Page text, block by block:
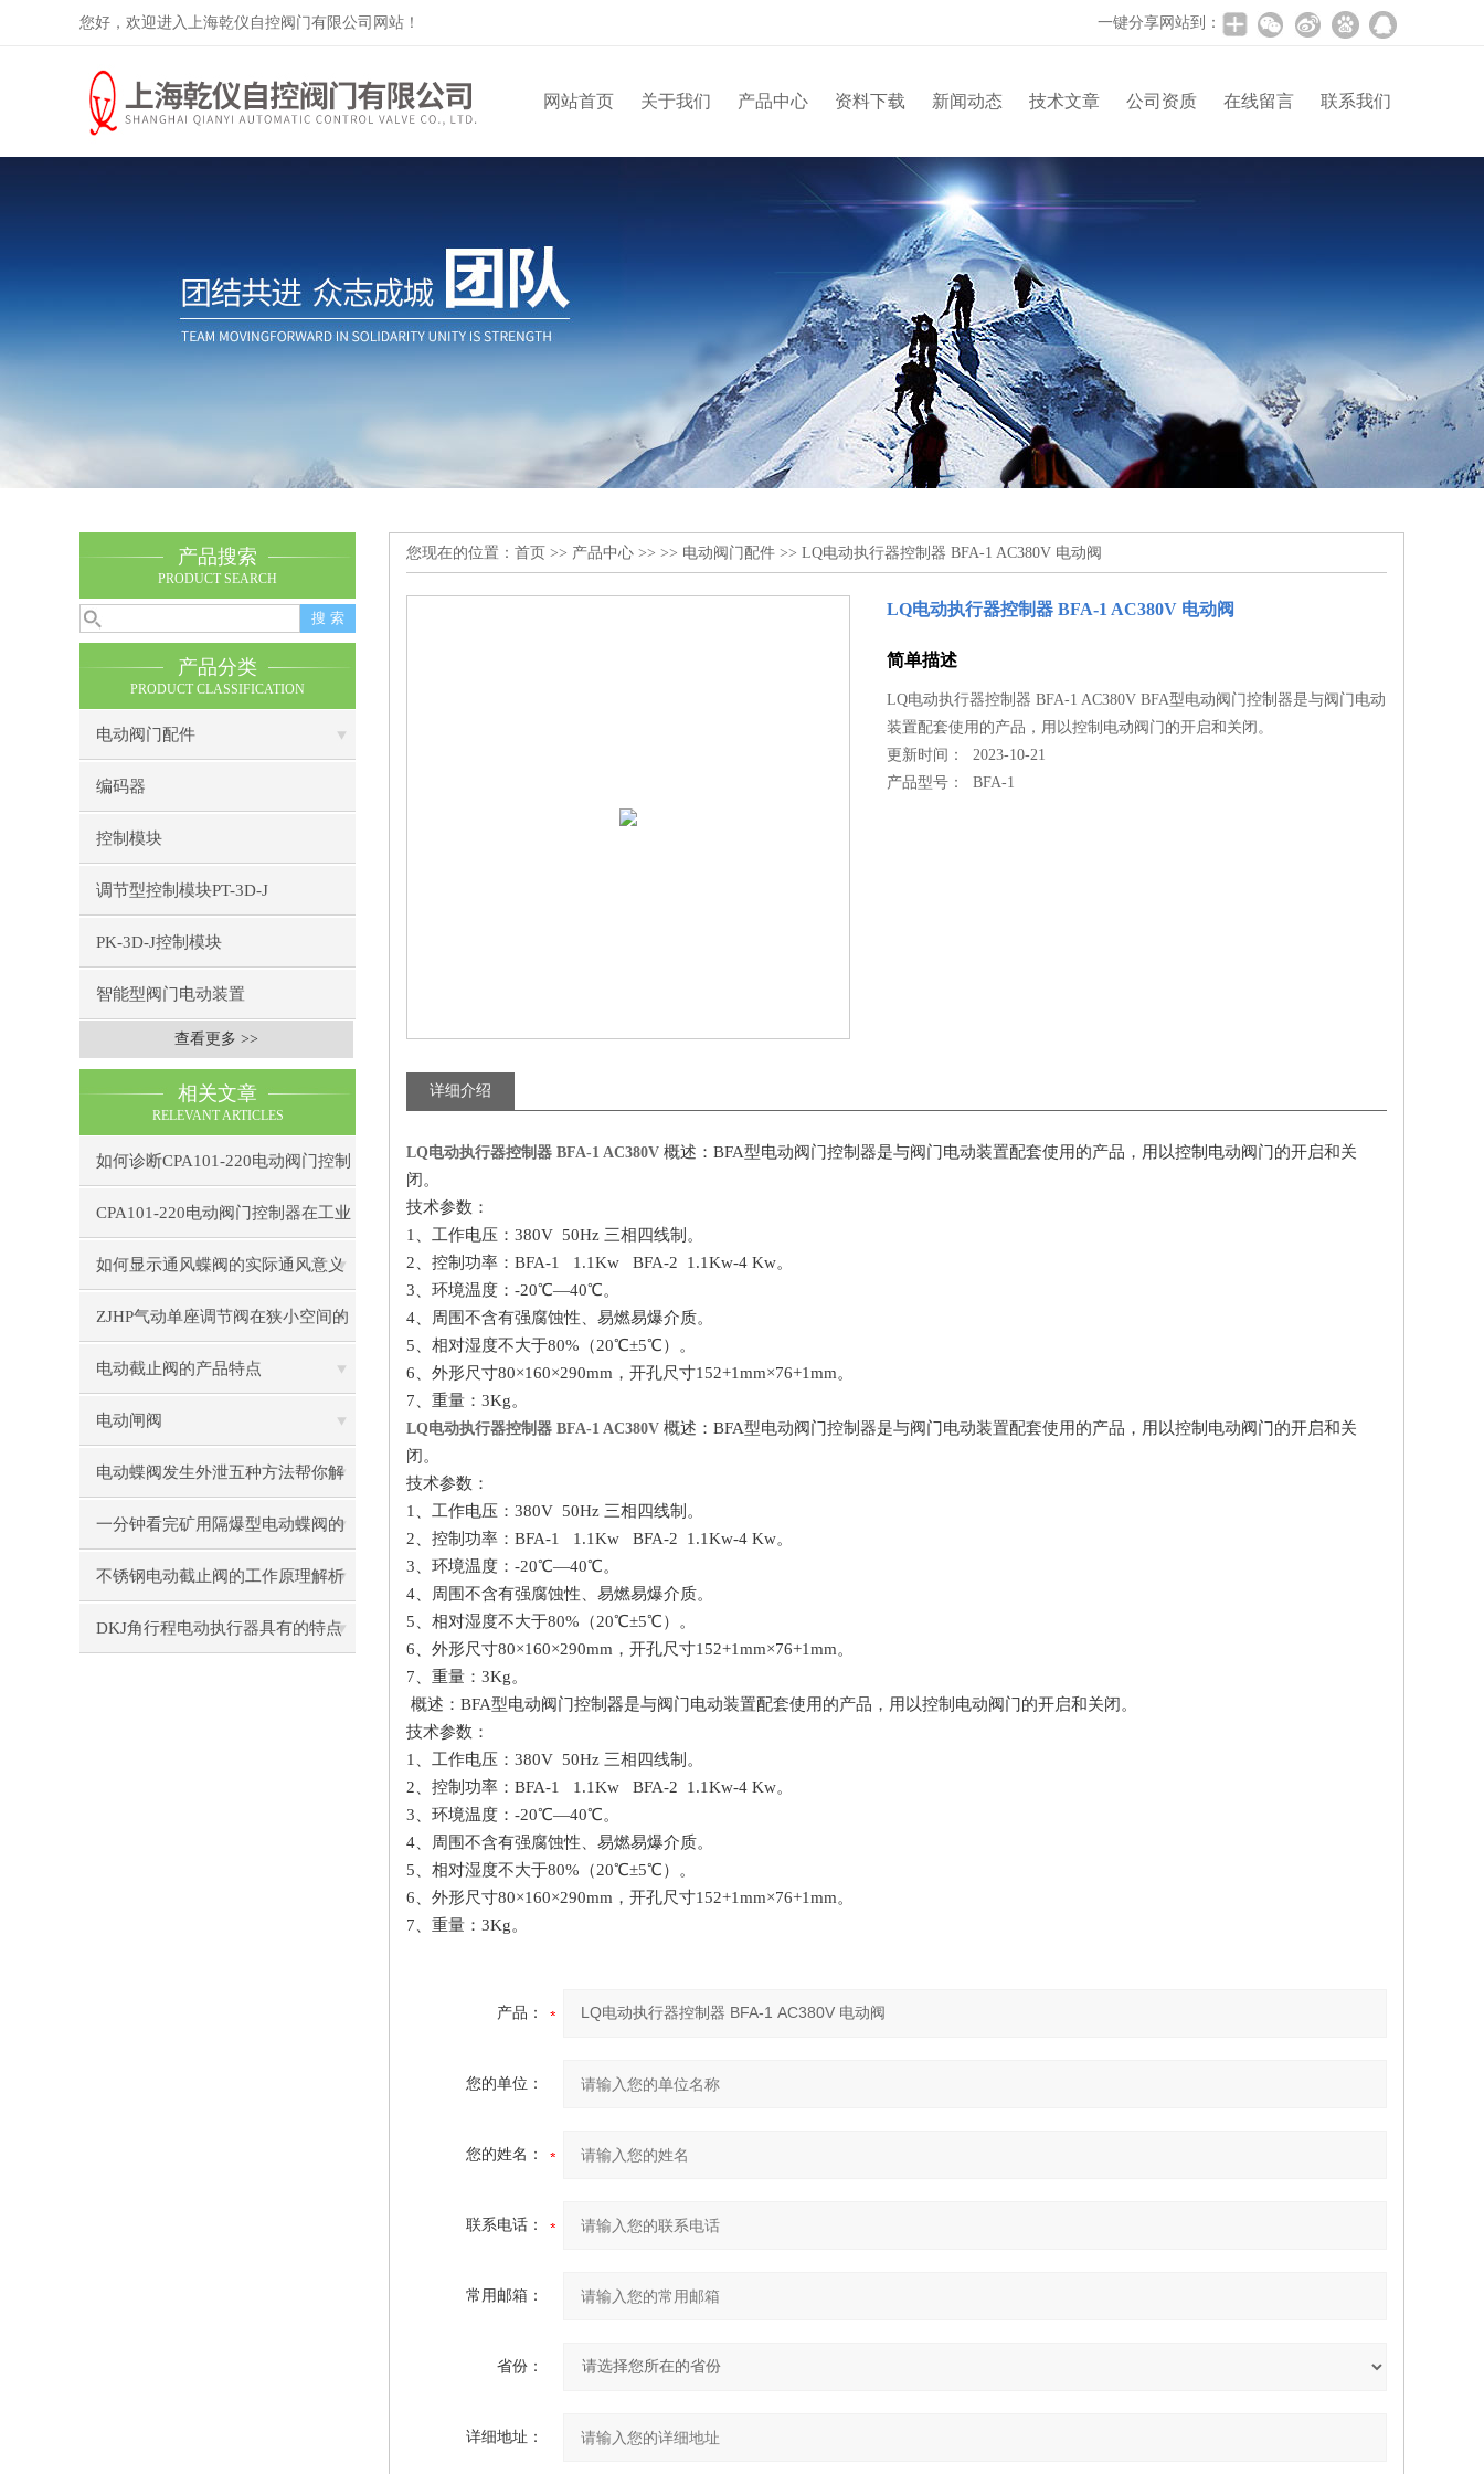
您好，欢迎进入上海乾仪自控阀门有限公司网站！ 一键分享网站到：
网站首页 关于我们 产品中心 资料下载 新闻动态 技术文章 公司资质 在线留言 联系我们
产品搜索
PRODUCT SEARCH
产品分类
PRODUCT CLASSIFICATION
电动阀门配件
编码器
控制模块
调节型控制模块PT-3D-J
PK-3D-J控制模块
智能型阀门电动装置
查看更多 >>
相关文章
RELEVANT ARTICLES
如何诊断CPA101-220电动阀门控制
器的通信故障？
CPA101-220电动阀门控制器在工业
自动化中的应用
如何显示通风蝶阀的实际通风意义
ZJHP气动单座调节阀在狭小空间的
安装技巧
电动截止阀的产品特点
电动闸阀
电动蝶阀发生外泄五种方法帮你解
决问题
一分钟看完矿用隔爆型电动蝶阀的
性能特点
不锈钢电动截止阀的工作原理解析
DKJ角行程电动执行器具有的特点
您现在的位置： 首页 >> 产品中心 >> >> 电动阀门配件 >> LQ电动执行器控制器 BFA-1 AC380V 电动阀
LQ电动执行器控制器 BFA-1 AC380V 电动阀
简单描述
LQ电动执行器控制器 BFA-1 AC380V BFA型电动阀门控制器是与阀门电动
装置配套使用的产品，用以控制电动阀门的开启和关闭。
更新时间： 2023-10-21
产品型号：BFA-1
详细介绍
LQ电动执行器控制器 BFA-1 AC380V 概述：BFA型电动阀门控制器是与阀门电动装置配套使用的产品，用以控制电动阀门的开启和关
闭。
技术参数：
1、工作电压：380V 50Hz 三相四线制。
2、控制功率：BFA-1 1.1Kw BFA-2 1.1Kw-4 Kw。
3、环境温度：-20℃—40℃。
4、周围不含有强腐蚀性、易燃易爆介质。
5、相对湿度不大于80%（20℃±5℃）。
6、外形尺寸80×160×290mm，开孔尺寸152+1mm×76+1mm。
7、重量：3Kg。
LQ电动执行器控制器 BFA-1 AC380V 概述：BFA型电动阀门控制器是与阀门电动装置配套使用的产品，用以控制电动阀门的开启和关
闭。
技术参数：
1、工作电压：380V 50Hz 三相四线制。
2、控制功率：BFA-1 1.1Kw BFA-2 1.1Kw-4 Kw。
3、环境温度：-20℃—40℃。
4、周围不含有强腐蚀性、易燃易爆介质。
5、相对湿度不大于80%（20℃±5℃）。
6、外形尺寸80×160×290mm，开孔尺寸152+1mm×76+1mm。
7、重量：3Kg。
概述：BFA型电动阀门控制器是与阀门电动装置配套使用的产品，用以控制电动阀门的开启和关闭。
技术参数：
1、工作电压：380V 50Hz 三相四线制。
2、控制功率：BFA-1 1.1Kw BFA-2 1.1Kw-4 Kw。
3、环境温度：-20℃—40℃。
4、周围不含有强腐蚀性、易燃易爆介质。
5、相对湿度不大于80%（20℃±5℃）。
6、外形尺寸80×160×290mm，开孔尺寸152+1mm×76+1mm。
7、重量：3Kg。
产品：
您的单位：
您的姓名：
联系电话：
常用邮箱：
省份：
详细地址：